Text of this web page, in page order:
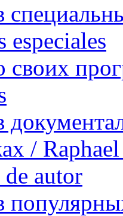
especiales
своих
/
autor